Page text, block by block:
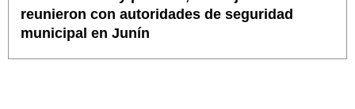
reunieron con autoridades de seguridad
municipal en Junín